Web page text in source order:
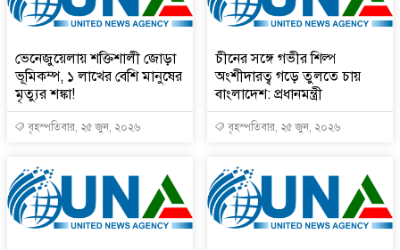
ভেনেজুয়েলায় শক্তিশালী জোড়া
ভূমিকম্প, ১ লাখের বেশি মানুষের
মৃত্যুর শঙ্কা!
বৃহস্পতিবার, ২৫ জুন, ২০২৬
চীনের সঙ্গে গভীর শিল্প
অংশীদারত্ব গড়ে তুলতে চায়
বাংলাদেশ: প্রধানমন্ত্রী
বৃহস্পতিবার, ২৫ জুন, ২০২৬